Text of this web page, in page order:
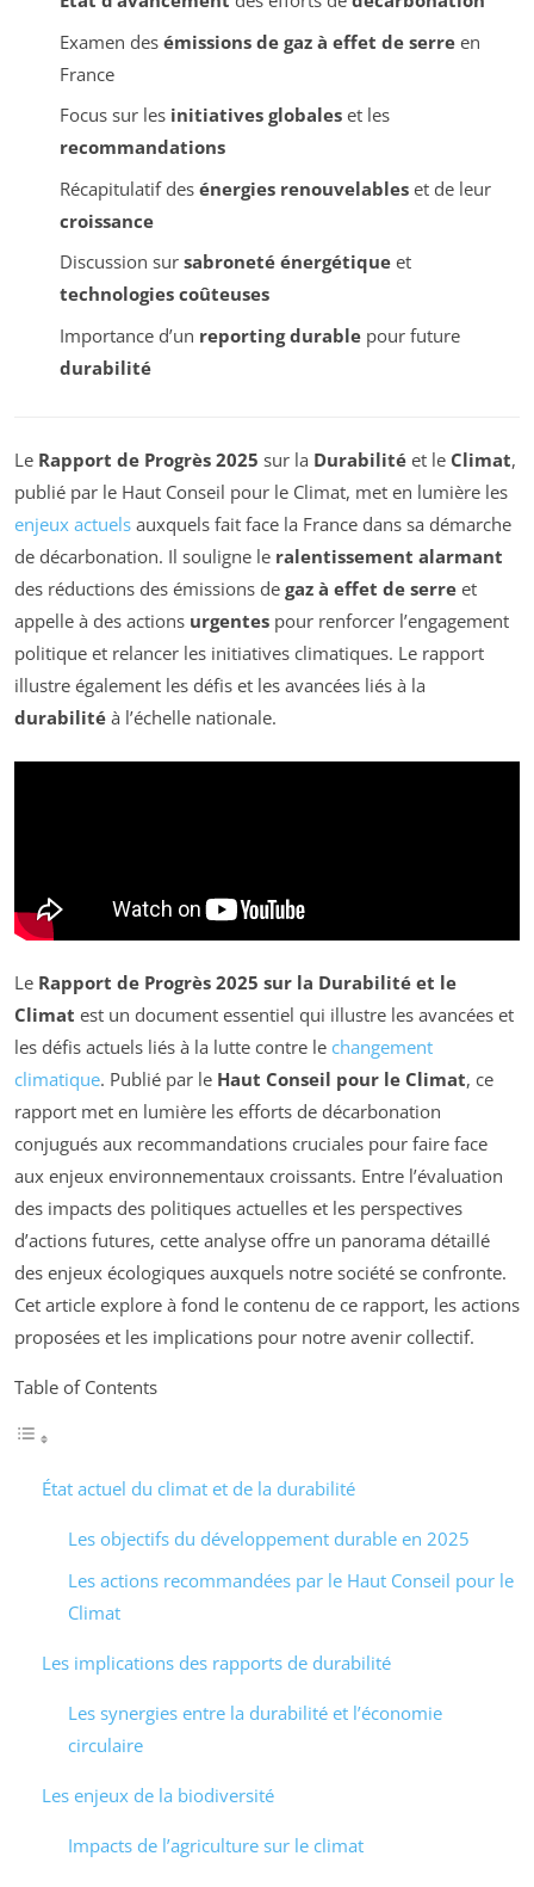
Examen des émissions de gaz à effet de serreen
France
Focus sur les initiatives globaleset les
recommandations
Récapitulatif des énergies renouvelableset de leur
croissance
Discussion sur sabroneté énergétiqueet
technologies coûteuses
Importance d’un reporting durablepour future
durabilité
Le Rapport de Progrès 2025 sur la Durabilité et le Climat,
publié par le Haut Conseil pour le Climat, met en lumière les
enjeux actuels auxquels fait face la France dans sa démarche
de décarbonation. Il souligne le ralentissement alarmant
des réductions des émissions de gaz à effet de serre et
appelle à des actions urgentes pour renforcer l’engagement
politique et relancer les initiatives climatiques. Le rapport
illustre également les défis et les avancées liés à la
durabilité à l’échelle nationale.
Le Rapport de Progrès 2025 sur la Durabilité et le
Climat est un document essentiel qui illustre les avancées et
les défis actuels liés à la lutte contre le changement
climatique. Publié par le Haut Conseil pour le Climat, ce
rapport met en lumière les efforts de décarbonation
conjugués aux recommandations cruciales pour faire face
aux enjeux environnementaux croissants. Entre l’évaluation
des impacts des politiques actuelles et les perspectives
d’actions futures, cette analyse offre un panorama détaillé
des enjeux écologiques auxquels notre société se confronte.
Cet article explore à fond le contenu de ce rapport, les actions
proposées et les implications pour notre avenir collectif.
Table of Contents
État actuel du climat et de la durabilité
Les objectifs du développement durable en 2025
Les actions recommandées par le Haut Conseil pour le
Climat
Les implications des rapports de durabilité
Les synergies entre la durabilité et l’économie
circulaire
Les enjeux de la biodiversité
Impacts de l’agriculture sur le climat